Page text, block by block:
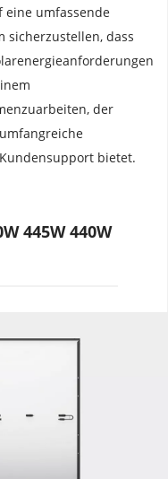
eine umfassende
sicherzustellen, dass
der
bietet.
445W 440W